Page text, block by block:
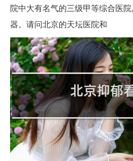
院中大有名气的三级甲等综合医
器。请问北京的天坛医院和